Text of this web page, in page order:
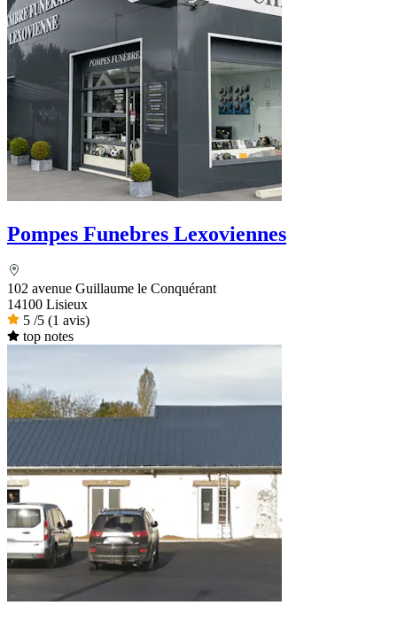
Pompes Funebres Lexoviennes
102 avenue Guillaume le Conquérant
14100 Lisieux
5 /5 (1 avis)
top notes